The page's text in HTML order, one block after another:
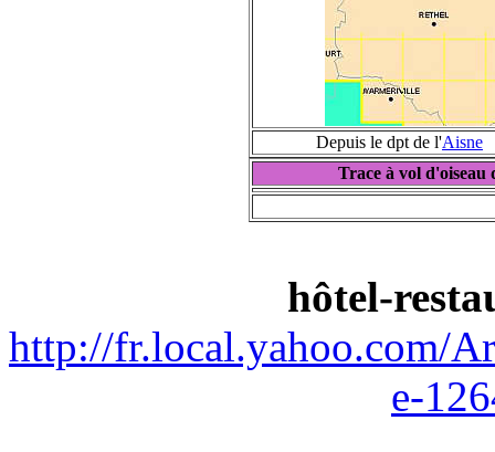
Depuis le dpt de l'Aisne
Trace à vol
hôtel-
http://fr.local.yahoo.com/
e-